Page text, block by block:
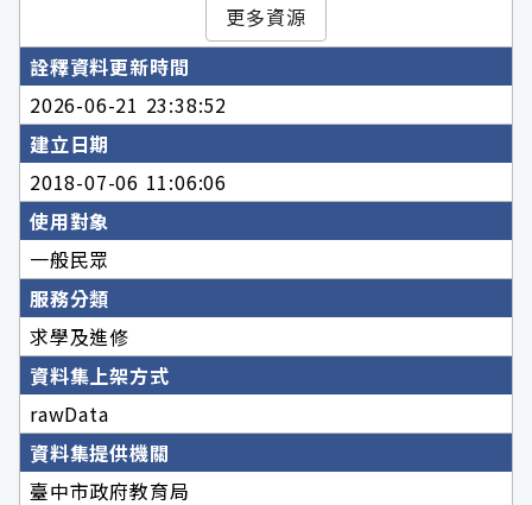
更多資源
詮釋資料更新時間
2026-06-21 23:38:52
建立日期
2018-07-06 11:06:06
使用對象
一般民眾
服務分類
求學及進修
資料集上架方式
rawData
資料集提供機關
臺中市政府教育局